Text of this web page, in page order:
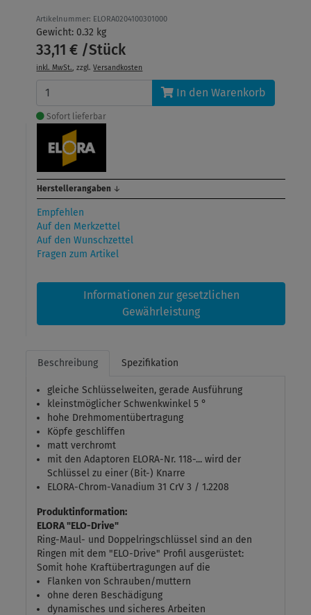
Artikelnummer: ELORA0204100301000
Gewicht: 0.32 kg
33,11 € /Stück
inkl. MwSt., zzgl.Versandkosten
In den Warenkorb
Sofort lieferbar
Herstellerangaben ↓
Empfehlen
Auf den Merkzettel
Auf den Wunschzettel
Fragen zum Artikel
Informationen zur gesetzlichen
Gewährleistung
Beschreibung Spezifikation
gleiche Schlüsselweiten, gerade Ausführung
kleinstmöglicher Schwenkwinkel 5 °
hohe Drehmomentübertragung
Köpfe geschliffen
matt verchromt
mit den Adaptoren ELORA-Nr. 118-... wird der
Schlüssel zu einer (Bit-) Knarre
ELORA-Chrom-Vanadium 31 CrV 3 / 1.2208
Produktinformation:
ELORA "ELO-Drive"
Ring-Maul- und Doppelringschlüssel sind an den
Ringen mit dem "ELO-Drive" Profil ausgerüstet:
Somit hohe Kraftübertragungen auf die
Flanken von Schrauben/muttern
ohne deren Beschädigung
dynamisches und sicheres Arbeiten